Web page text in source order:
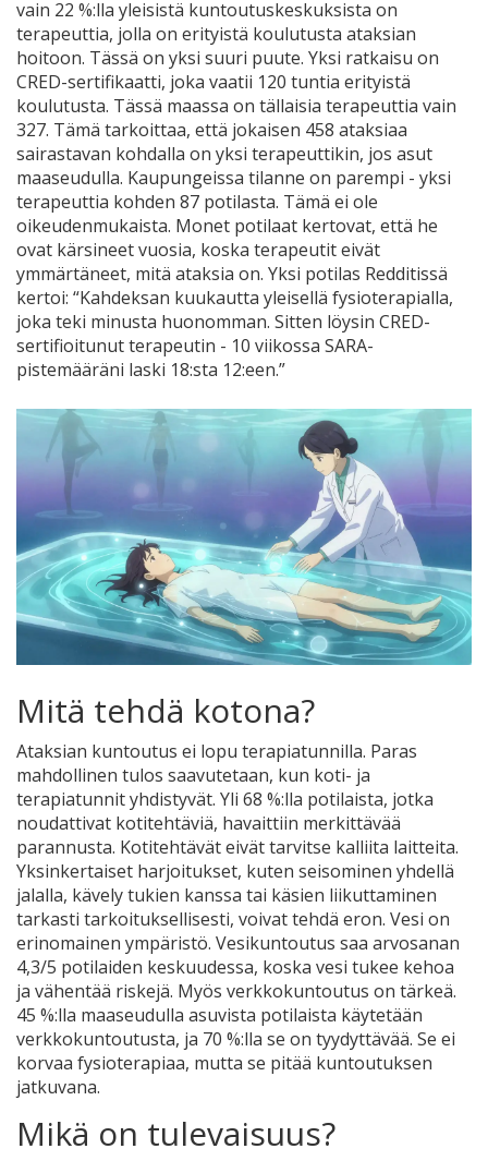
vain 22 %:lla yleisistä kuntoutuskeskuksista on
terapeuttia, jolla on erityistä koulutusta ataksian
hoitoon. Tässä on yksi suuri puute. Yksi ratkaisu on
CRED-sertifikaatti, joka vaatii 120 tuntia erityistä
koulutusta. Tässä maassa on tällaisia terapeuttia vain
327. Tämä tarkoittaa, että jokaisen 458 ataksiaa
sairastavan kohdalla on yksi terapeuttikin, jos asut
maaseudulla. Kaupungeissa tilanne on parempi - yksi
terapeuttia kohden 87 potilasta. Tämä ei ole
oikeudenmukaista. Monet potilaat kertovat, että he
ovat kärsineet vuosia, koska terapeutit eivät
ymmärtäneet, mitä ataksia on. Yksi potilas Redditissä
kertoi: “Kahdeksan kuukautta yleisellä fysioterapialla,
joka teki minusta huonomman. Sitten löysin CRED-
sertifioitunut terapeutin - 10 viikossa SARA-
pistemääräni laski 18:sta 12:een.”
Mitä tehdä kotona?
Ataksian kuntoutus ei lopu terapiatunnilla. Paras
mahdollinen tulos saavutetaan, kun koti- ja
terapiatunnit yhdistyvät. Yli 68 %:lla potilaista, jotka
noudattivat kotitehtäviä, havaittiin merkittävää
parannusta. Kotitehtävät eivät tarvitse kalliita laitteita.
Yksinkertaiset harjoitukset, kuten seisominen yhdellä
jalalla, kävely tukien kanssa tai käsien liikuttaminen
tarkasti tarkoituksellisesti, voivat tehdä eron. Vesi on
erinomainen ympäristö. Vesikuntoutus saa arvosanan
4,3/5 potilaiden keskuudessa, koska vesi tukee kehoa
ja vähentää riskejä. Myös verkkokuntoutus on tärkeä.
45 %:lla maaseudulla asuvista potilaista käytetään
verkkokuntoutusta, ja 70 %:lla se on tyydyttävää. Se ei
korvaa fysioterapiaa, mutta se pitää kuntoutuksen
jatkuvana.
Mikä on tulevaisuus?